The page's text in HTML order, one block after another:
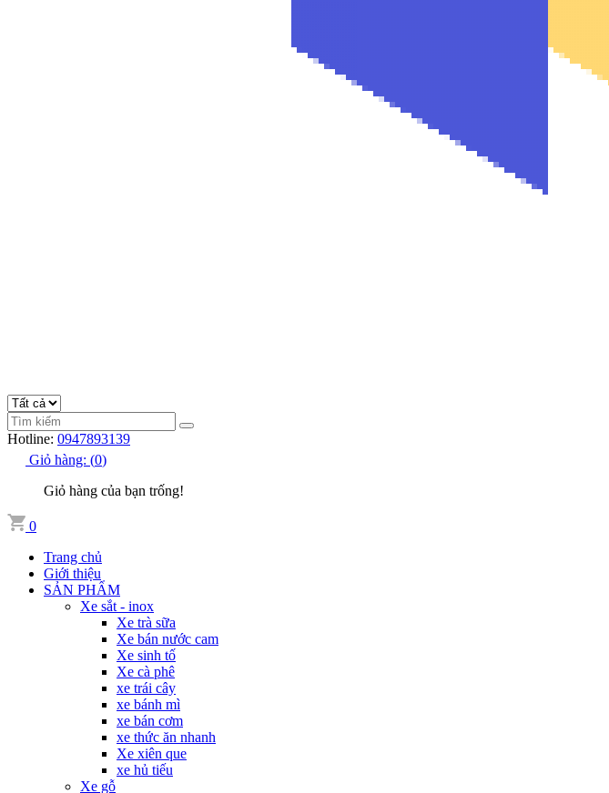
Hotline: 0947893139
Giỏ hàng: (0)
Giỏ hàng của bạn trống!
0
Trang chủ
Giới thiệu
SẢN PHẨM
Xe sắt - inox
Xe trà sữa
Xe bán nước cam
Xe sinh tố
Xe cà phê
xe trái cây
xe bánh mì
xe bán cơm
xe thức ăn nhanh
Xe xiên que
xe hủ tiếu
Xe gỗ